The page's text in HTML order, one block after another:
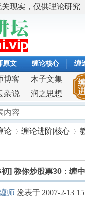
现实，仅供理论研究
原文 缠论核心 缠
博客
木子文集
杂说
润之思想
论
›
缠论进阶|核心
›
] 教你炒股票30：缠
师 发表于 2007-2-13